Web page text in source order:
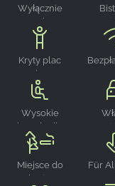
Wyłącznie
osoby
niepalące
Kryty plac
zabaw
Wysokie
krzesło dla
dzieci
Miejsce do
palenia na
Für
Zbieranie
Cookie
24 godziny -